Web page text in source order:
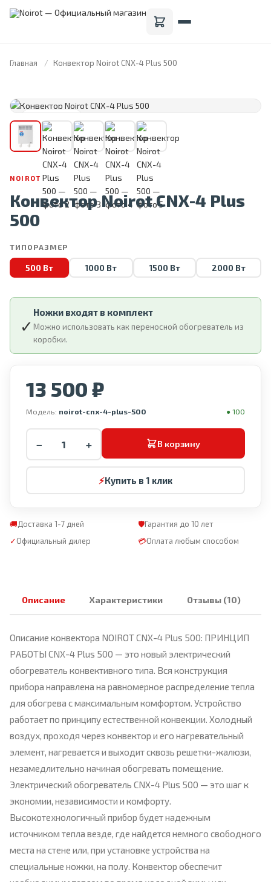
Главная Конвектор Noirot CNX-4 Plus 500
FRANCE · 1946
NOIROT
Конвектор Noirot CNX-4 Plus
500
ТИПОРАЗМЕР
500 Вт 1000 Вт 1500 Вт 2000 Вт
✓
Ножки входят в комплект
Можно использовать как переносной обогреватель из
коробки.
13 500 ₽
Модель: noirot-cnx-4-plus-500 ● 100
− + В корзину
⚡Купить в 1 клик
🚚Доставка 1-7 дней 🛡Гарантия до 10 лет
✓Официальный дилер 💳Оплата любым способом
Описание Характеристики Отзывы (10)
Описание конвектора NOIROT CNX-4 Plus 500: ПРИНЦИП
РАБОТЫ CNX-4 Plus 500 — это новый электрический
обогреватель конвективного типа. Вся конструкция
прибора направлена на равномерное распределение тепла
для обогрева с максимальным комфортом. Устройство
работает по принципу естественной конвекции. Холодный
воздух, проходя через конвектор и его нагревательный
элемент, нагревается и выходит сквозь решетки-жалюзи,
незамедлительно начиная обогревать помещение.
Электрический обогреватель CNX-4 Plus 500 — это шаг к
экономии, независимости и комфорту.
Высокотехнологичный прибор будет надежным
источником тепла везде, где найдется немного свободного
места на стене или, при установке устройства на
специальные ножки, на полу. Конвектор обеспечит